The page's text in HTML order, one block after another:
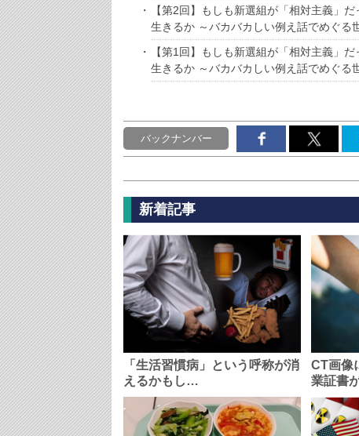
【第2回】もしも新選組が「相対主義
生きるか ～バカバカしい例え話でめぐる
【第1回】もしも新選組が「相対主義
生きるか ～バカバカしい例え話でめぐる
バックナンバー
新着記事
「生活習慣病」という呼称が消
えるかもし…
CT画像
業証書